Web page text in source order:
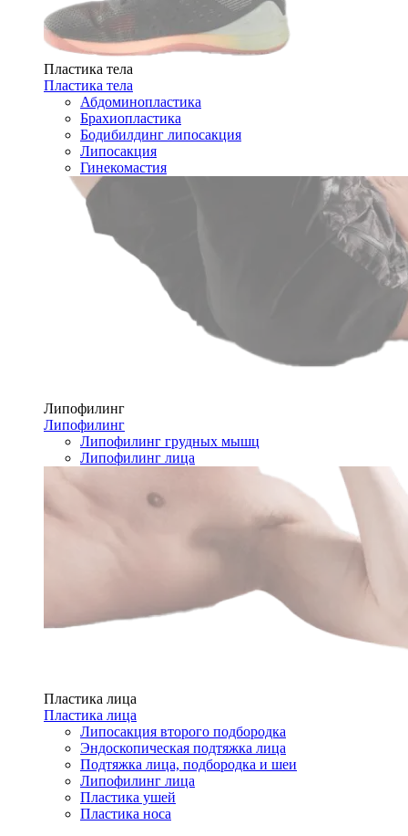
Пластика тела
Пластика тела
Абдоминопластика
Брахиопластика
Бодибилдинг липосакция
Липосакция
Гинекомастия
Липофилинг
Липофилинг
Липофилинг грудных мышц
Липофилинг лица
Пластика лица
Пластика лица
Липосакция второго подбородка
Эндоскопическая подтяжка лица
Подтяжка лица, подбородка и шеи
Липофилинг лица
Пластика ушей
Пластика носа